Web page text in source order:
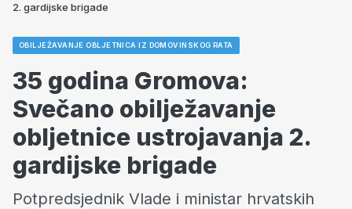
2. gardijske brigade
OBILJEŽAVANJE OBLJETNICA IZ DOMOVINSKOG RATA
35 godina Gromova:
Svečano obilježavanje
obljetnice ustrojavanja 2.
gardijske brigade
Potpredsjednik Vlade i ministar hrvatskih